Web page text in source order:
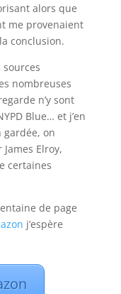
alors que
me provenaient
conclusion.
nombreuses
n’y sont
Blue… et j’en
on
Elroy,
certaines
de page
j’espère